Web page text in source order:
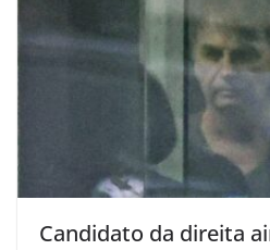
Candidato da direita